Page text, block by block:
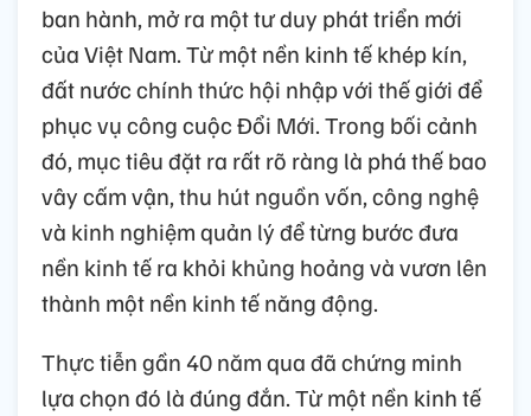
ban hành, mở ra một tư duy phát triển mới
của Việt Nam. Từ một nền kinh tế khép kín,
đất nước chính thức hội nhập với thế giới để
phục vụ công cuộc Đổi Mới. Trong bối cảnh
đó, mục tiêu đặt ra rất rõ ràng là phá thế bao
vây cấm vận, thu hút nguồn vốn, công nghệ
và kinh nghiệm quản lý để từng bước đưa
nền kinh tế ra khỏi khủng hoảng và vươn lên
thành một nền kinh tế năng động.
Thực tiễn gần 40 năm qua đã chứng minh
lựa chọn đó là đúng đắn. Từ một nền kinh tế